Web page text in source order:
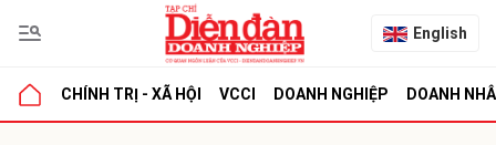
English
CHÍNH TRỊ - XÃ HỘI VCCI DOANH NGHIỆP DOANH
luận